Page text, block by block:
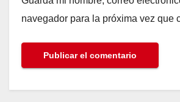
navegador para la próxima vez que